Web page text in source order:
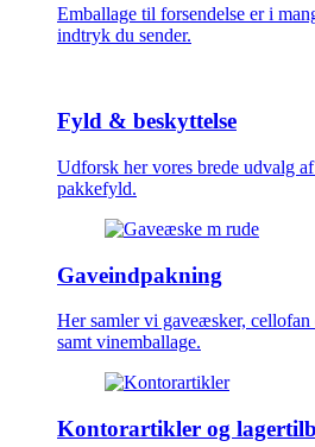
Emballage til forsendelse er i
indtryk du sender.
Fyld & beskyttelse
Udforsk her vores brede udvalg
pakkefyld.
Gaveindpakning
Her samler vi gaveæsker,
samt vinemballage.
Kontorartikler og